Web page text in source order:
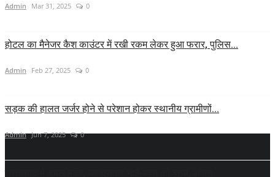
Admin Mar 31, 2025 0
होटल का मैनेजर कैश काउंटर में रखी रकम लेकर हुआ फरार, पुलिस...
Admin Feb 27, 2025 0
सड़क की हालत जर्जर होने से परेशान होकर स्थानीय ग्रामीणों...
Admin Jun 7, 2025 0